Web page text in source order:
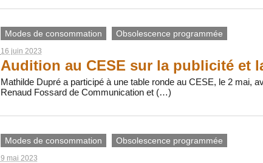
Modes de consommation Obsolescence programmée
16 juin 2023
Audition au CESE sur la publicité et
Mathilde Dupré a participé à une table ronde au CESE, le 2 mai,
Renaud Fossard de Communication et (…)
Modes de consommation Obsolescence programmée
9 mai 2023